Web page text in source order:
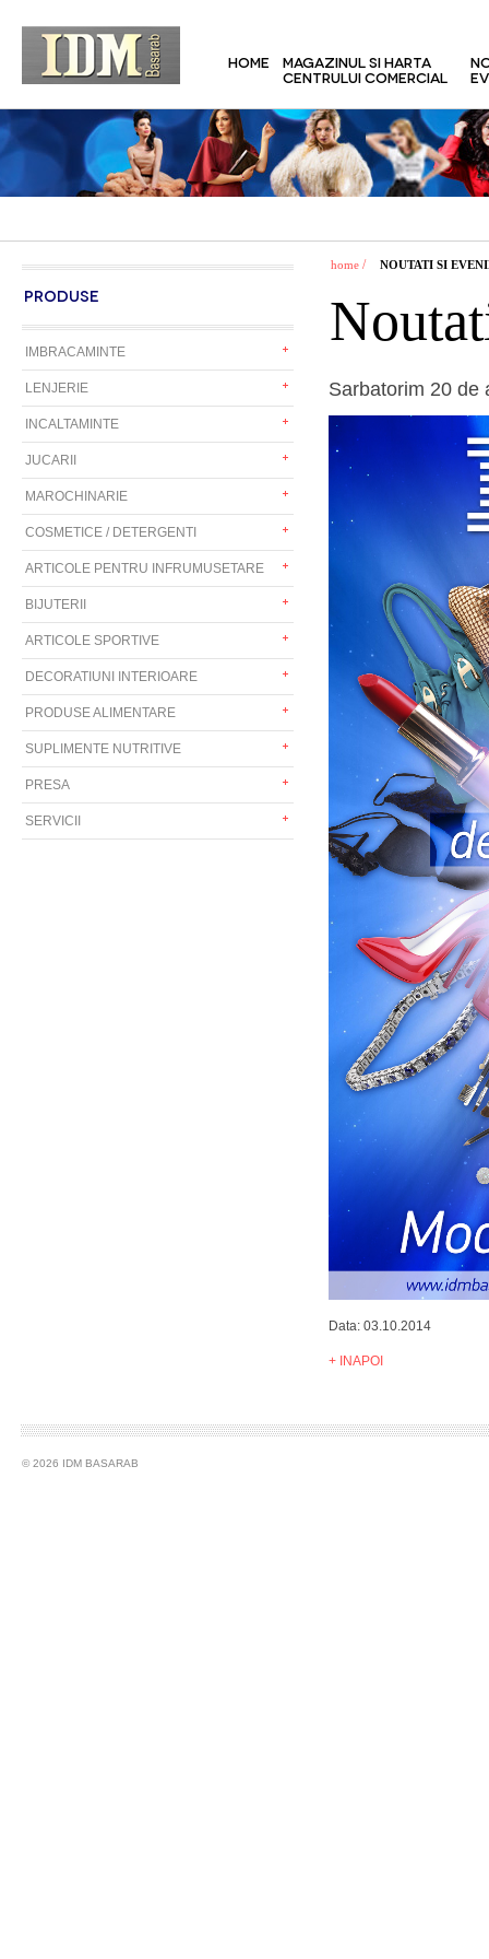
HOME
MAGAZINUL SI HARTA
CENTRULUI COMERCIAL
PRODUSE
IMBRACAMINTE
LENJERIE
INCALTAMINTE
JUCARII
MAROCHINARIE
COSMETICE / DETERGENTI
ARTICOLE PENTRU INFRUMUSETARE
BIJUTERII
ARTICOLE SPORTIVE
DECORATIUNI INTERIOARE
PRODUSE ALIMENTARE
SUPLIMENTE NUTRITIVE
PRESA
SERVICII
home / NOUTATI SI
Sarbatorim 20 de
Data: 03.10.2014
+ INAPOI
© 2026 IDM BASARAB